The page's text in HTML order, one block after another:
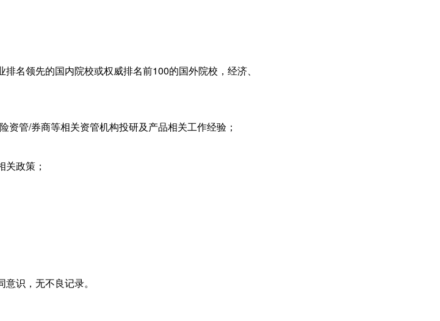
名领先的国内院校或权威排名前100的国外院校，经济、
资管/券商等相关资管机构投研及产品相关工作经验；
政策；
识，无不良记录。